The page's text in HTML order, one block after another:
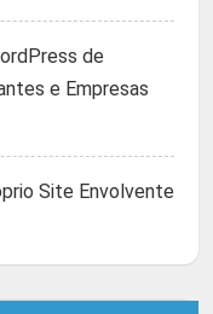
de
e Empresas
Site Envolvente